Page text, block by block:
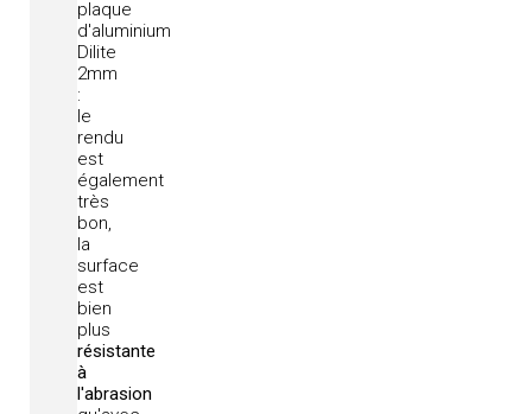
plaque
d'aluminium
Dilite
2mm
:
le
rendu
est
également
très
bon,
la
surface
est
bien
plus
résistante
à
l'abrasion